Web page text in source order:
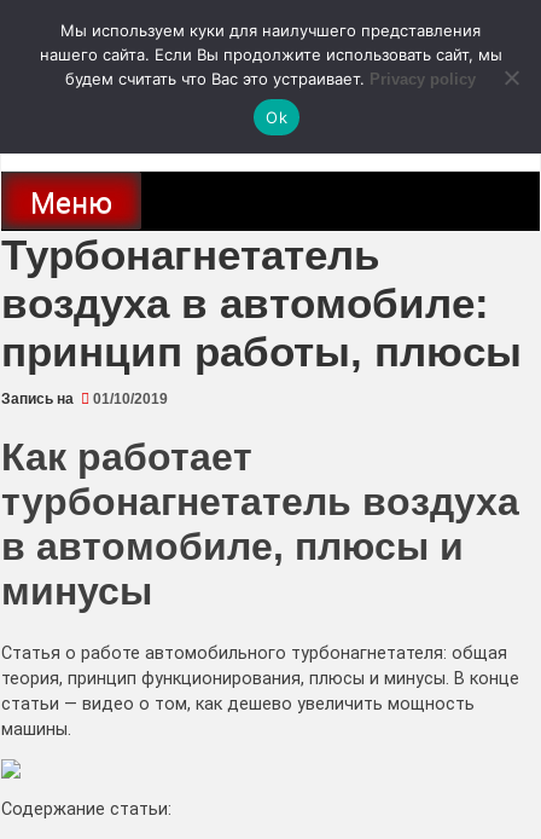
содержимому
autodoc24.ru
Новости про современные автомобили и не только, новинки зарубежного
и отечественного автопрома
Меню
Турбонагнетатель
воздуха в автомобиле:
принцип работы, плюсы
Запись на 01/10/2019
Как работает
турбонагнетатель воздуха
в автомобиле, плюсы и
минусы
Статья о работе автомобильного турбонагнетателя: общая
теория, принцип функционирования, плюсы и минусы. В конце
статьи — видео о том, как дешево увеличить мощность
машины.
Содержание статьи:
Мы используем куки для наилучшего представления
нашего сайта. Если Вы продолжите использовать сайт, мы
будем считать что Вас это устраивает. Privacy policy
Ok